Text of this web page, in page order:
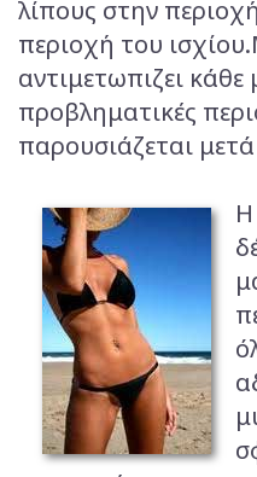
λίπους στην
περιοχή του
αντιμετωπιζει κάθε
προβληματικές
παρουσιάζεται